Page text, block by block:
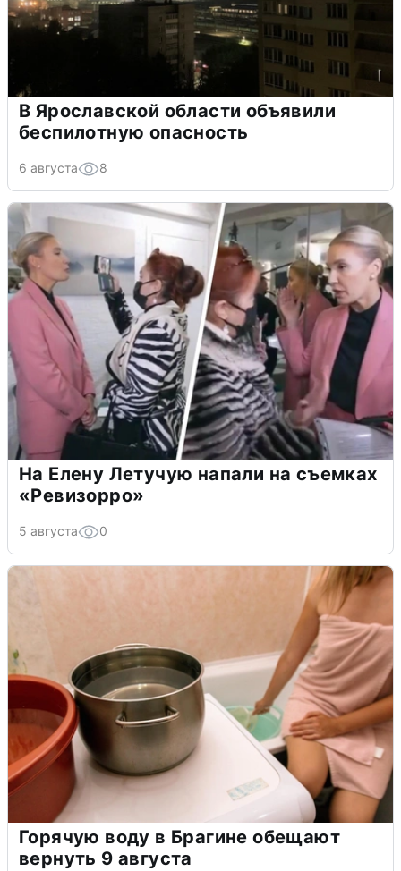
В Ярославской области объявили
беспилотную опасность
6 августа 8
На Елену Летучую напали на съемках
«Ревизорро»
5 августа 0
Горячую воду в Брагине обещают
вернуть 9 августа